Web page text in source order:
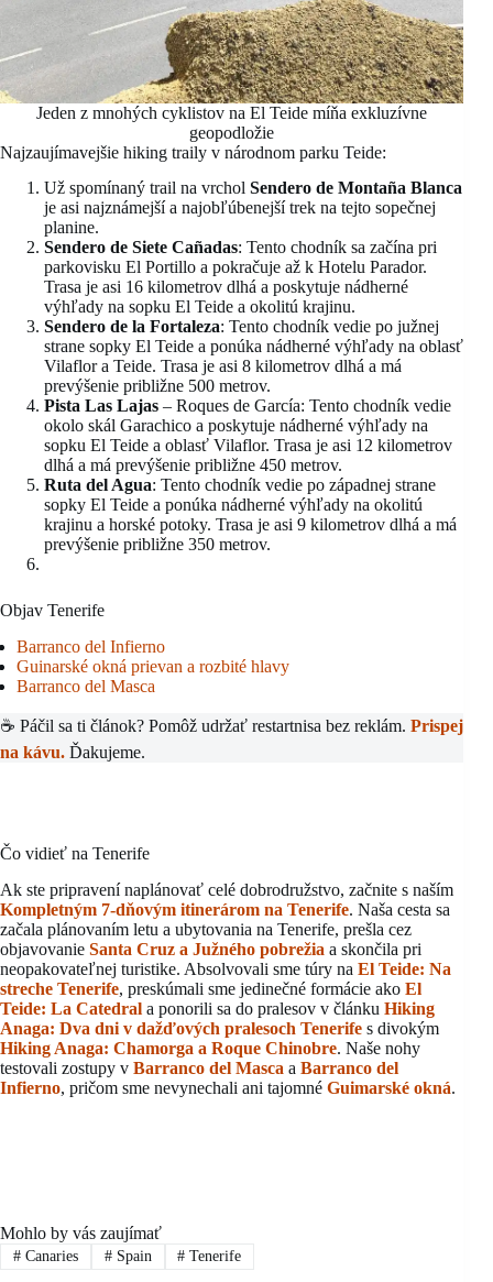
Jeden z mnohých cyklistov na El Teide míňa exkluzívne
geopodložie
Najzaujímavejšie hiking traily v národnom parku Teide:
Už spomínaný trail na vrchol Sendero de Montaña Blanca
je asi najznámejší a najobľúbenejší trek na tejto sopečnej
planine.
Sendero de Siete Cañadas: Tento chodník sa začína pri
parkovisku El Portillo a pokračuje až k Hotelu Parador.
Trasa je asi 16 kilometrov dlhá a poskytuje nádherné
výhľady na sopku El Teide a okolitú krajinu.
Sendero de la Fortaleza: Tento chodník vedie po južnej
strane sopky El Teide a ponúka nádherné výhľady na oblasť
Vilaflor a Teide. Trasa je asi 8 kilometrov dlhá a má
prevýšenie približne 500 metrov.
Pista Las Lajas – Roques de García: Tento chodník vedie
okolo skál Garachico a poskytuje nádherné výhľady na
sopku El Teide a oblasť Vilaflor. Trasa je asi 12 kilometrov
dlhá a má prevýšenie približne 450 metrov.
Ruta del Agua: Tento chodník vedie po západnej strane
sopky El Teide a ponúka nádherné výhľady na okolitú
krajinu a horské potoky. Trasa je asi 9 kilometrov dlhá a má
prevýšenie približne 350 metrov.
Objav Tenerife
Barranco del Infierno
Guinarské okná prievan a rozbité hlavy
Barranco del Masca
☕ Páčil sa ti článok? Pomôž udržať restartnisa bez reklám. Prispej
na kávu. Ďakujeme.
Čo vidieť na Tenerife
Ak ste pripravení naplánovať celé dobrodružstvo, začnite s naším
Kompletným 7-dňovým itinerárom na Tenerife. Naša cesta sa
začala plánovaním letu a ubytovania na Tenerife, prešla cez
objavovanie Santa Cruz a Južného pobrežia a skončila pri
neopakovateľnej turistike. Absolvovali sme túry na El Teide: Na
streche Tenerife, preskúmali sme jedinečné formácie ako El
Teide: La Catedral a ponorili sa do pralesov v článku Hiking
Anaga: Dva dni v dažďových pralesoch Tenerife s divokým
Hiking Anaga: Chamorga a Roque Chinobre. Naše nohy
testovali zostupy v Barranco del Masca a Barranco del
Infierno, pričom sme nevynechali ani tajomné Guimarské okná.
Mohlo by vás zaujímať
#Canaries #Spain # Tenerife